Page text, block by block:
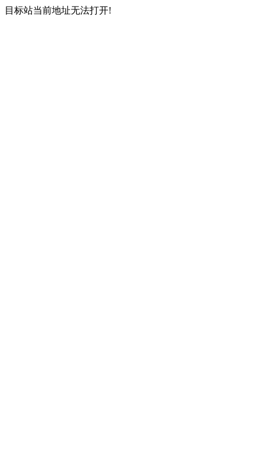
目标站当前地址无法打开!